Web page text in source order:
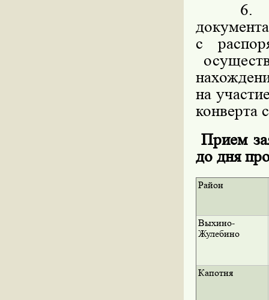
6.
с
на
конверта
Прием
до дня
Район
Выхино-
Жулебино
Капотня